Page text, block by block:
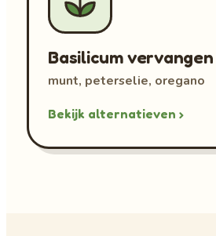
Basilicum vervangen
munt, peterselie, oregano
Bekijk alternatieven ›